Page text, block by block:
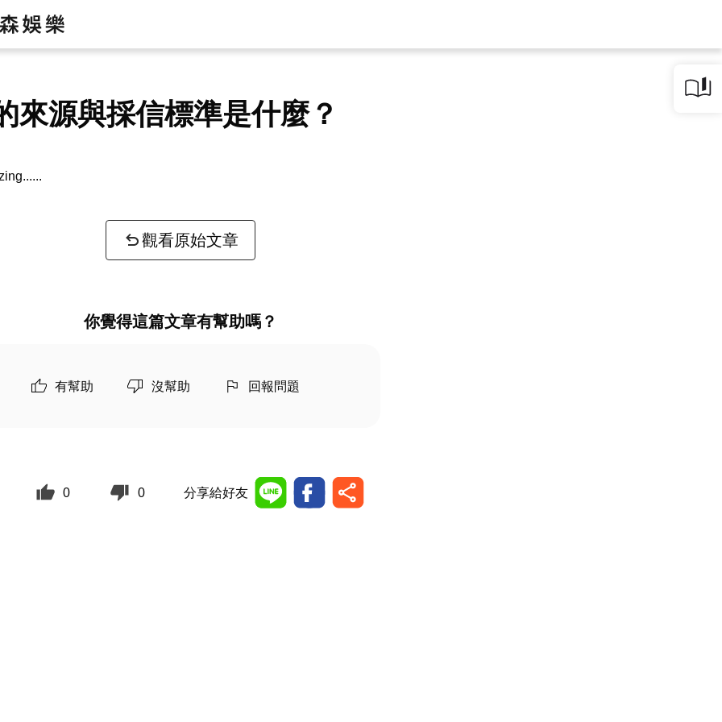
來源與採信標準是什麼？
觀看原始文章
你覺得這篇文章有幫助嗎？
有幫助 沒幫助 回報問題
0 0 分享給好友